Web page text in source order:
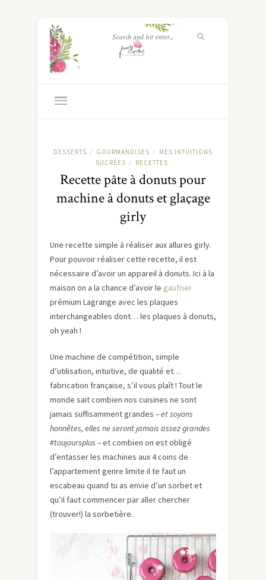
DESSERTS / GOURMANDISES /
MES INTUITIONS
SUCRÉES / RECETTES
Recette pâte à donuts pour
machine à donuts et glaçage
girly
Une recette simple à réaliser aux allures girly.
Pour pouvoir réaliser cette recette, il est
nécessaire d’avoir un appareil à donuts. Ici à la
maison on a la chance d’avoir le gaufrier
prémium Lagrange avec les plaques
interchangeables dont… les plaques à donuts,
oh yeah !
Une machine de compétition, simple
d’utilisation, intuitive, de qualité et…
fabrication française, s’il vous plaît ! Tout le
monde sait combien nos cuisines ne sont
jamais suffisamment grandes – et soyons
honnêtes, elles ne seront jamais assez grandes
#toujoursplus –et combien on est obligé
d’entasser les machines aux 4 coins de
l’appartement genre limite il te faut un
escabeau quand tu as envie d’un sorbet et
qu’il faut commencer par aller chercher
(trouver!) la sorbetière.